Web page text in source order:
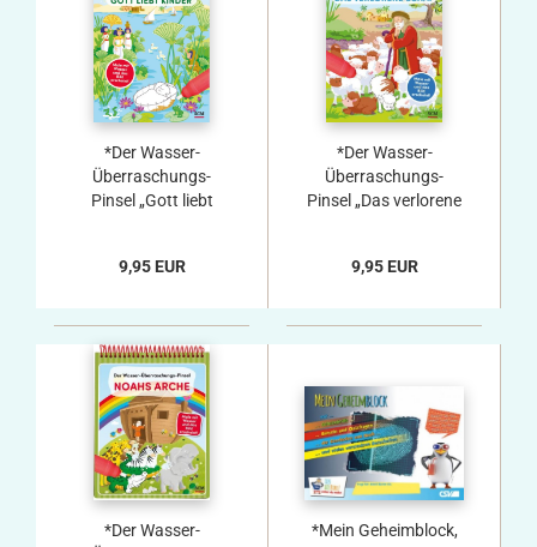
*Der Wasser-
Überraschungs-
Pinsel „Gott liebt
9,95 EUR
*Der Wasser-
Überraschungs-
Pinsel „Das verlorene
9,95 EUR
*Der Wasser-
*Mein Geheimblock,